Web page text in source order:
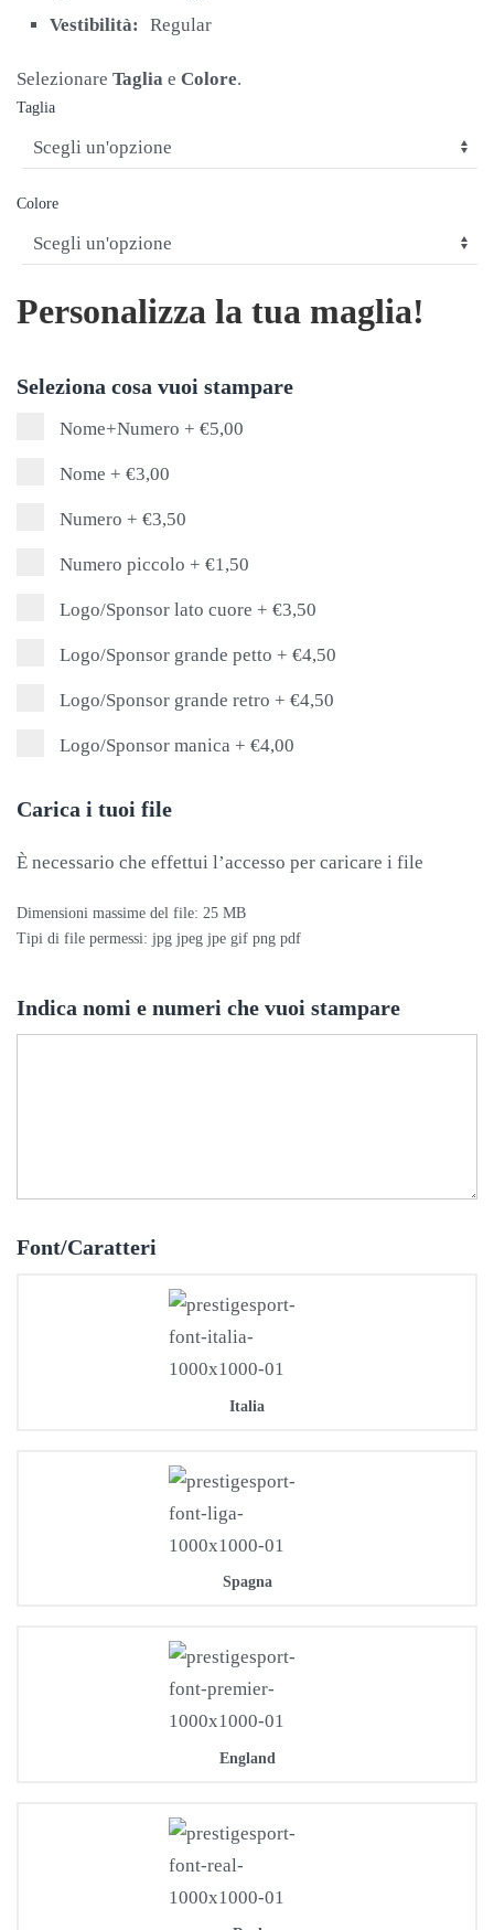
Vestibilità:
Regular
Selezionare Taglia e Colore.
Taglia
Colore
Personalizza la tua maglia!
Seleziona cosa vuoi stampare
Nome+Numero + €5,00
Nome + €3,00
Numero + €3,50
Numero piccolo + €1,50
Logo/Sponsor lato cuore + €3,50
Logo/Sponsor grande petto + €4,50
Logo/Sponsor grande retro + €4,50
Logo/Sponsor manica + €4,00
Carica i tuoi file
È necessario che effettui l’accesso per caricare i file
Dimensioni massime del file: 25 MB
Tipi di file permessi: jpg jpeg jpe gif png pdf
Indica nomi e numeri che vuoi stampare
Font/Caratteri
Italia
Spagna
England